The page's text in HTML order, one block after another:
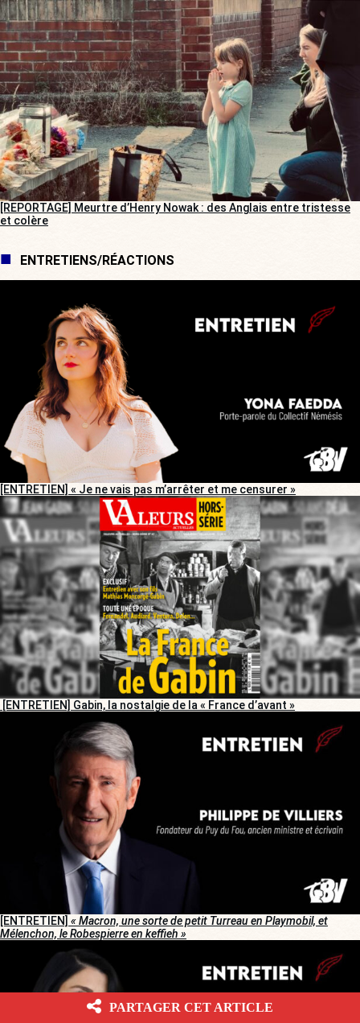
[REPORTAGE] Meurtre d’Henry Nowak : des Anglais entre tristesse
et colère
ENTRETIENS/RÉACTIONS
[ENTRETIEN] « Je ne vais pas m’arrêter et me censurer »
[ENTRETIEN] Gabin, la nostalgie de la « France d’avant »
[ENTRETIEN] « Macron, une sorte de petit Turreau en Playmobil, et
Mélenchon, le Robespierre en keffieh »
PARTAGER CET ARTICLE